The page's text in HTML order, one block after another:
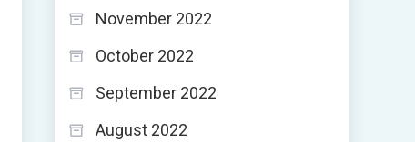
November 2022
October 2022
September 2022
August 2022